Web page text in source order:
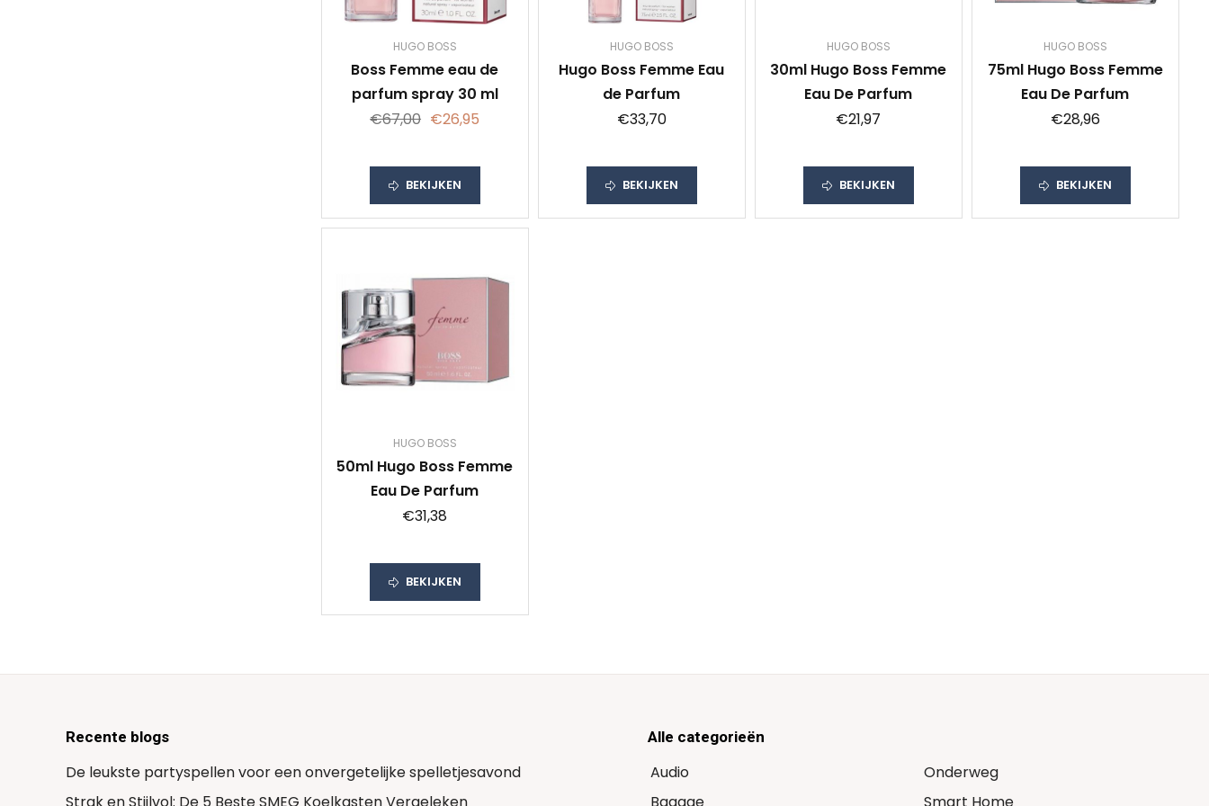
HUGO BOSS
Boss Femme eau de
parfum spray 30 ml
€67,00 €26,95
BEKIJKEN
HUGO BOSS
Hugo Boss Femme Eau
de Parfum
€33,70
BEKIJKEN
HUGO BOSS
30ml Hugo Boss Femme
Eau De Parfum
€21,97
BEKIJKEN
HUGO BOSS
75ml Hugo Boss Femme
Eau De Parfum
€28,96
BEKIJKEN
HUGO BOSS
50ml Hugo Boss Femme
Eau De Parfum
€31,38
BEKIJKEN
Recente blogs
De leukste partyspellen voor een onvergetelijke spelletjesavond
Alle categorieën
Audio
Onderweg